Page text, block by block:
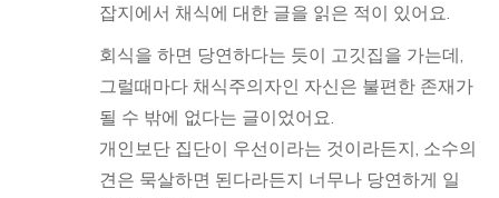
잡지에서 채식에 대한 글을 읽은 적이 있어요.
회식을 하면 당연하다는 듯이 고깃집을 가는데,
그럴때마다 채식주의자인 자신은 불편한 존재가
될 수 밖에 없다는 글이었어요.
개인보단 집단이 우선이라는 것이라든지, 소수의
견은 묵살하면 된다라든지 너무나 당연하게 일